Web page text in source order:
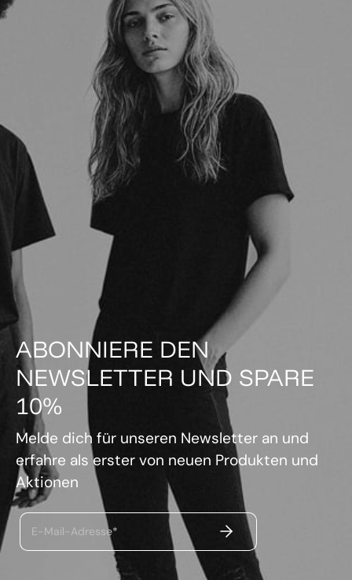
ABONNIERE DEN
NEWSLETTER UND SPARE
10%
Melde dich für unseren Newsletter an und
erfahre als erster von neuen Produkten und
Aktionen
E-Mail-Adresse* ABSENDEN